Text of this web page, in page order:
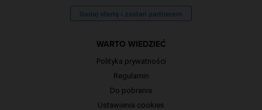
Dodaj ofertę i zostań partnerem
WARTO WIEDZIEĆ
Polityka prywatności
Regulamin
Do pobrania
Ustawienia cookies